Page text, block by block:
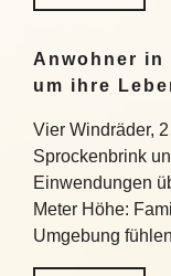
Anwohner in
um ihre
Vier Windräder,
Sprockenbrink
Einwendungen
Meter Höhe:
Umgebung